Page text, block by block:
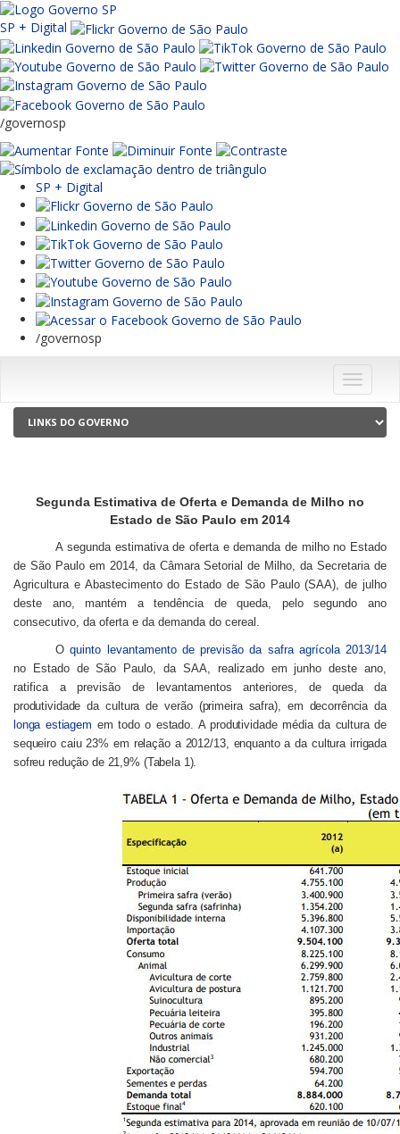
SP + Digital
/governosp
SP + Digital
/governosp
Menu
Segunda Estimativa de Oferta e Demanda de Milho no
Estado de São Paulo em 2014
A segunda estimativa de oferta e demanda de milho no Estado
de São Paulo em 2014, da Câmara Setorial de Milho, da Secretaria de
Agricultura e Abastecimento do Estado de São Paulo (SAA), de julho
deste ano, mantém a tendência de queda, pelo segundo ano
consecutivo, da oferta e da demanda do cereal.
Oquinto levantamento de previsão da safra agrícola 2013/14
no Estado de São Paulo, da SAA, realizado em junho deste ano,
ratifica a previsão de levantamentos anteriores,de queda da
produtividade da cultura de verão (primeira safra), em decorrência da
longa estiagem em todo o estado. A produtividade média da cultura de
sequeiro caiu 23% em relação a 2012/13, enquanto a da cultura irrigada
sofreu redução de 21,9% (Tabela 1).